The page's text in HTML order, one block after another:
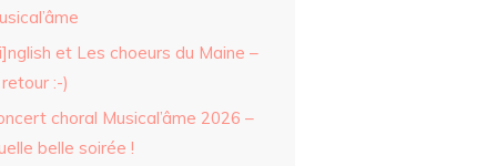
et Les choeurs du Maine –
:-)
choral Musical’âme 2026 –
belle soirée !